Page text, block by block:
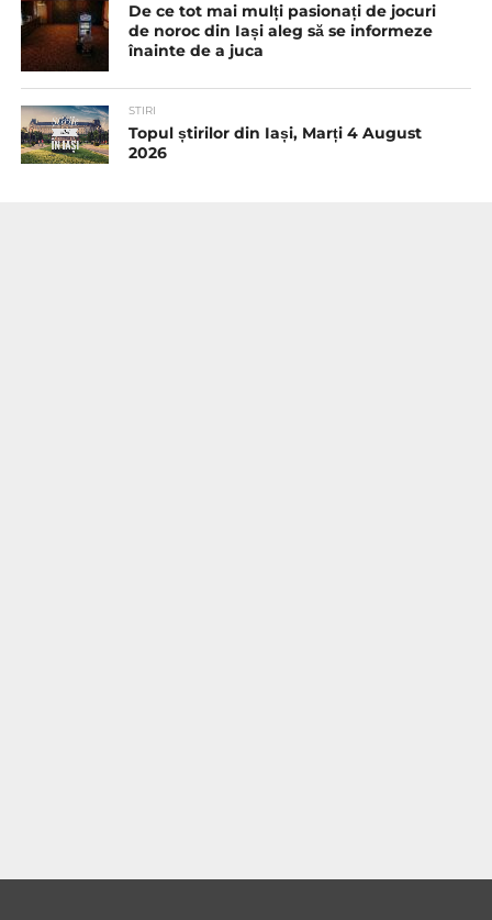
De ce tot mai mulți pasionați de jocuri
de noroc din Iași aleg să se informeze
înainte de a juca
STIRI
Topul știrilor din Iași, Marți 4 August
2026